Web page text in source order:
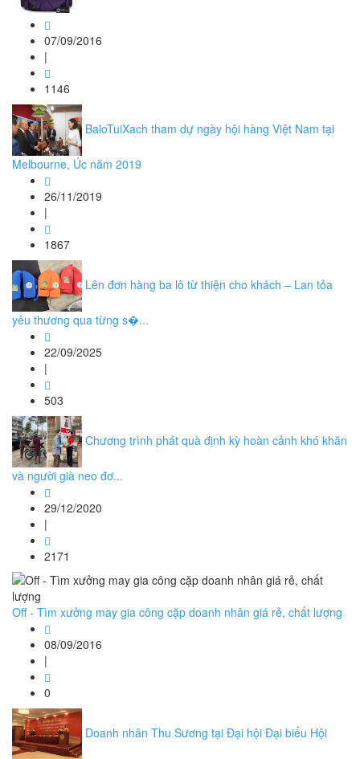
07/09/2016
|
1146
BaloTuiXach tham dự ngày hội hàng Việt Nam tại
Melbourne, Úc năm 2019
26/11/2019
|
1867
Lên đơn hàng ba lô từ thiện cho khách – Lan tỏa
yêu thương qua từng s�...
22/09/2025
|
503
Chương trình phát quà định kỳ hoàn cảnh khó khăn
và người già neo đơ...
29/12/2020
|
2171
Off - Tìm xưởng may gia công cặp doanh nhân giá rẻ, chất lượng
08/09/2016
|
0
Doanh nhân Thu Sương tại Đại hội Đại biểu Hội